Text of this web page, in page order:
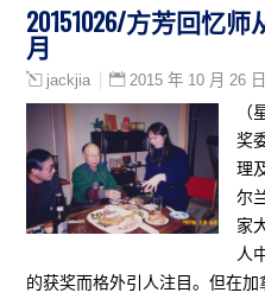
20151026/方芳回忆
月
jackjia 2015 年 10 月 26 日
（
奖
理
尔
家
人
的获奖而格外引人注目。但在